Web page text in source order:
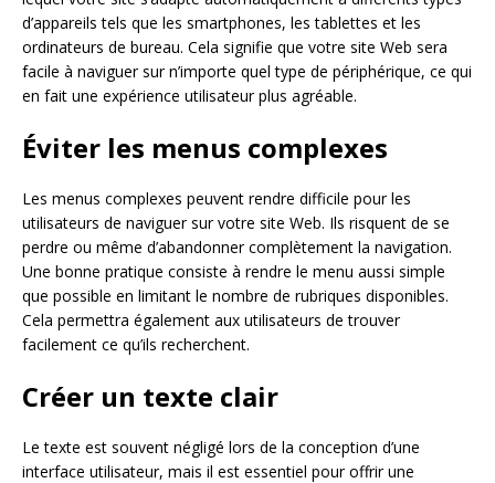
d’appareils tels que les smartphones, les tablettes et les
ordinateurs de bureau. Cela signifie que votre site Web sera
facile à naviguer sur n’importe quel type de périphérique, ce qui
en fait une expérience utilisateur plus agréable.
Éviter les menus complexes
Les menus complexes peuvent rendre difficile pour les
utilisateurs de naviguer sur votre site Web. Ils risquent de se
perdre ou même d’abandonner complètement la navigation.
Une bonne pratique consiste à rendre le menu aussi simple
que possible en limitant le nombre de rubriques disponibles.
Cela permettra également aux utilisateurs de trouver
facilement ce qu’ils recherchent.
Créer un texte clair
Le texte est souvent négligé lors de la conception d’une
interface utilisateur, mais il est essentiel pour offrir une